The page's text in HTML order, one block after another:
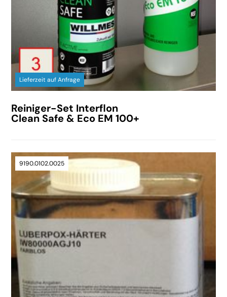
Lieferzeit auf Anfrage
Reiniger-Set Interflon
Clean Safe & Eco EM 100+
9190.0102.0025